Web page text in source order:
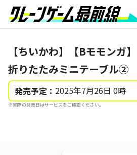
【ちいかわ】【Bモモンガ
折りたたみミニテーブル②
発売予定： 2025年7月26日 0時
※実際の発売日はサービスをご確認ください。